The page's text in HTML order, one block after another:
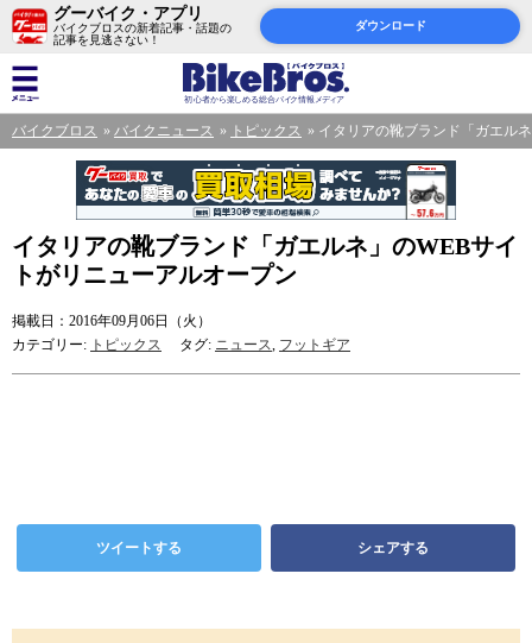
グーバイク・アプリ
バイクブロスの新着記事・話題の
記事を見逃さない！
ダウンロード
バイクブロス バイクニュース トピックス イタリアの靴ブランド「ガエル
イタリアの靴ブランド「ガエルネ」のWEBサイ
トがリニューアルオープン
掲載日：2016年09月06日（火）
カテゴリー: トピックス タグ: ニュース, フットギア
ツイートする シェアする